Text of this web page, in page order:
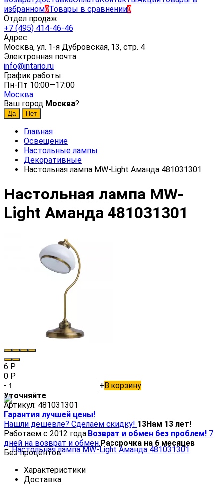
избранном0Товары в сравнении0
Отдел продаж:
+7 (495) 414-46-46
Адрес
Москва, ул. 1-я Дубровская, 13, стр. 4
Электронная почта
info@intario.ru
График работы
Пн-Пт 10:00—17:00
Москва
Ваш город Москва?
Главная
Освещение
Настольные лампы
Декоративные
Настольная лампа MW-Light Аманда 481031301
Настольная лампа MW-
Light Аманда 481031301
6 Р
0 Р
-
+В корзину
Уточняйте
Артикул: 481031301
Гарантия лучшей цены!
Нашли дешевле? Сделаем скидку! 13Нам 13 лет!
Работаем с 2012 года.Возврат и обмен без проблем! 7
дней на возврат и обмен.Рассрочка на 6 месяцев
Без процентов.
Характеристики
Доставка